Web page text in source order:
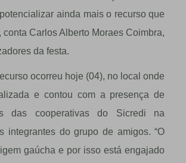
ainda mais o recurso que
conta Carlos Alberto Moraes Coimbra,
da festa.
ocorreu hoje (04), no local onde
e contou com a presença de
das cooperativas do Sicredi na
integrantes do grupo de amigos. “O
gaúcha e por isso está engajado